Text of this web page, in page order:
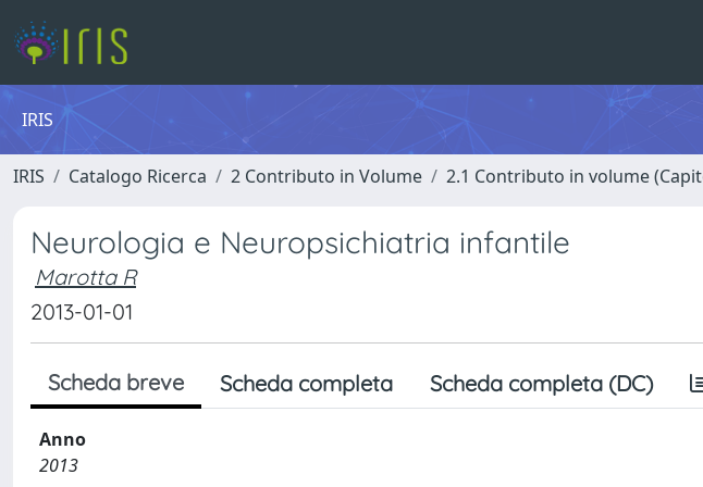
IRIS
IRIS Catalogo Ricerca 2 Contributo in Volume 2.1 Contributo in volume
Neurologia e Neuropsichiatria infantile
Marotta R
2013-01-01
Scheda breve Scheda completa Scheda completa (DC)
Anno
2013